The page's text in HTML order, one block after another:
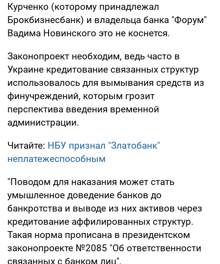
Курченко (которому принадлежал
Брокбизнесбанк) и владельца банка "Форум"
Вадима Новинского это не коснется.
Законопроект необходим, ведь часто в
Украине кредитование связанных структур
использовалось для вымывания средств из
финучреждений, которым грозит
перспектива введения временной
администрации.
Читайте: НБУ признал "Златобанк"
неплатежеспособным
"Поводом для наказания может стать
умышленное доведение банков до
банкротства и выводе из них активов через
кредитование аффилированных структур.
Такая норма прописана в президентском
законопроекте №2085 "Об ответственности
связанных с банком лиц",